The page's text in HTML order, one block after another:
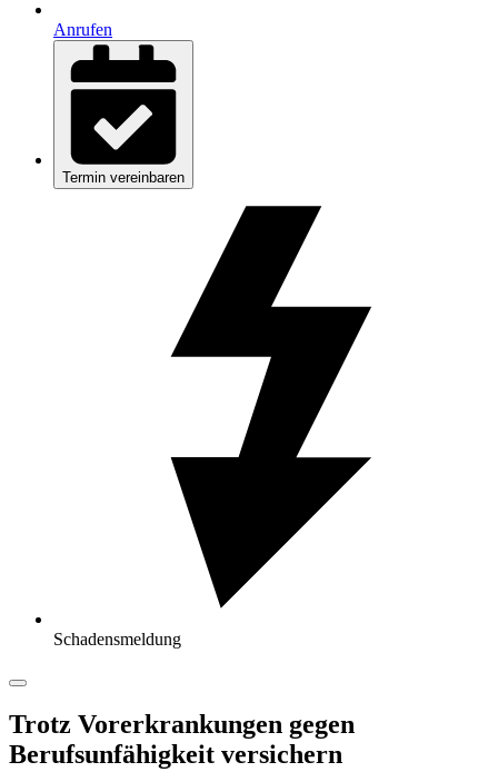
Anrufen
Termin vereinbaren
Schadensmeldung
Trotz Vorerkrankungen gegen
Berufsunfähigkeit versichern